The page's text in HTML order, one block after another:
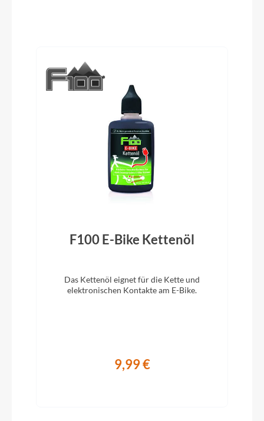
Satori HL +/-17° 60mm
Rahmentyp
Lastenrad
Modelljahr
Sattelklemme
QR, JD-SC65A, 40.0 mm
F100 E-Bike Kettenöl
Das Kettenöl eignet für die Kette und
elektronischen Kontakte am E-Bike.
9,99 €